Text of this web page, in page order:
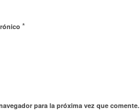
*
para la próxima vez que comente.